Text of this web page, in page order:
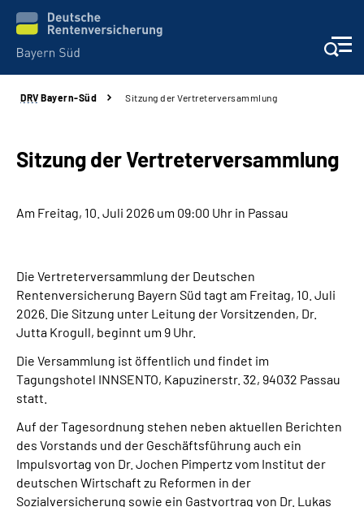
Beratung und Kontakt
Karriere
Über Uns
Inhalte in Gebärdensprache (DGS)
Leichte Sprache
Mein Kundenportal
DRV Bayern-Süd Sitzung der Vertreterversammlung
Sitzung der Vertreterversammlung
Am Freitag, 10. Juli 2026 um 09:00 Uhr in Passau
Die Vertreterversammlung der Deutschen
Rentenversicherung Bayern Süd tagt am Freitag, 10. Juli
2026. Die Sitzung unter Leitung der Vorsitzenden, Dr.
Jutta Krogull, beginnt um 9 Uhr.
Die Versammlung ist öffentlich und findet im
Tagungshotel INNSENTO, Kapuzinerstr. 32, 94032 Passau
statt.
Auf der Tagesordnung stehen neben aktuellen Berichten
des Vorstands und der Geschäftsführung auch ein
Impulsvortag von Dr. Jochen Pimpertz vom Institut der
deutschen Wirtschaft zu Reformen in der
Sozialversicherung sowie ein Gastvortrag von Dr. Lukas